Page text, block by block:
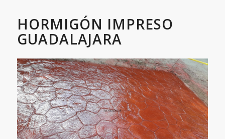
HORMIGÓN IMPRESO
GUADALAJARA